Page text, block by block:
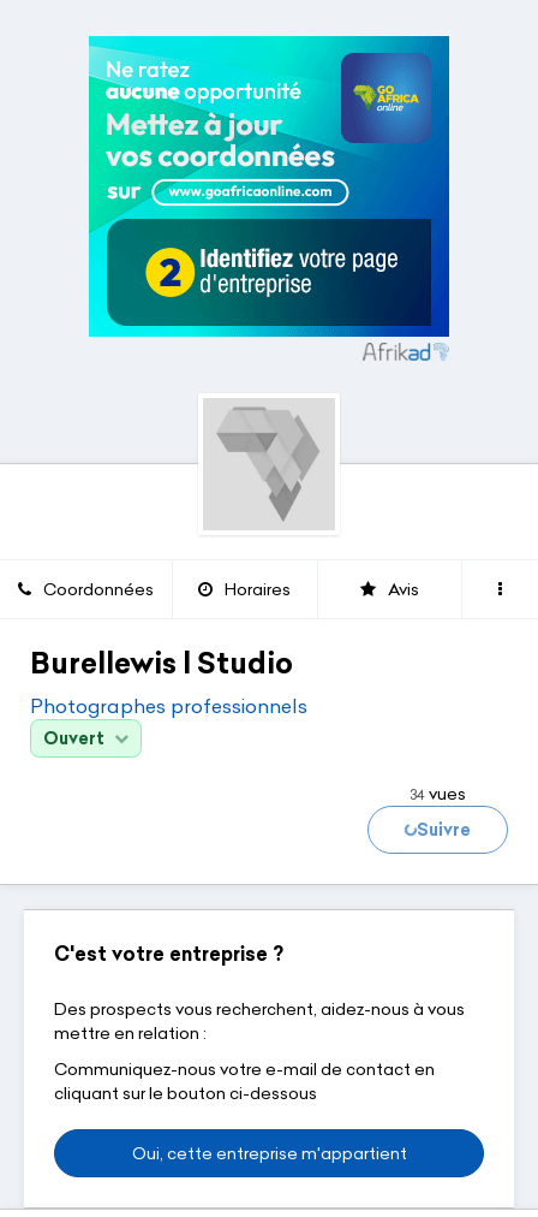
Coordonnées Horaires Avis
Burellewis l Studio
Photographes professionnels
Ouvert
34 vues
Chargement...Suivre
C'est votre entreprise ?
Des prospects vous recherchent, aidez-nous à vous
mettre en relation :
Communiquez-nous votre e-mail de contact en
cliquant sur le bouton ci-dessous
Oui, cette entreprise m'appartient